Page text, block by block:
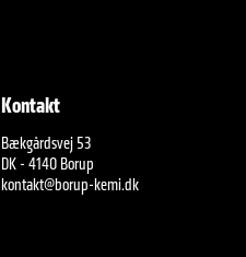
Kontakt
Bækgårdsvej 53
DK - 4140 Borup
kontakt@borup-kemi.dk